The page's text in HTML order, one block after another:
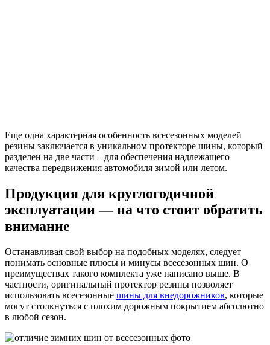
Еще одна характерная особенность всесезонных моделей
резины заключается в уникальном протекторе шины, который
разделен на две части – для обеспечения надлежащего
качества передвижения автомобиля зимой или летом.
Продукция для круглогодичной
эксплуатации — на что стоит обратить
внимание
Останавливая свой выбор на подобных моделях, следует
понимать основные плюсы и минусы всесезонных шин. О
преимуществах такого комплекта уже написано выше. В
частности, оригинальный протектор резины позволяет
использовать всесезонные шины для внедорожников, которые
могут столкнуться с плохим дорожным покрытием абсолютно
в любой сезон.